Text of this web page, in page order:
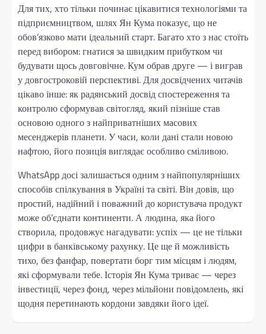
Для тих, хто тільки починає цікавитися технологіями та
підприємництвом, шлях Ян Кума показує, що не
обов’язково мати ідеальний старт. Багато хто з нас стоїть
перед вибором: гнатися за швидким прибутком чи
будувати щось довговічне. Кум обрав друге — і виграв
у довгостроковій перспективі. Для досвідчених читачів
цікаво інше: як радянський досвід спостереження та
контролю сформував світогляд, який пізніше став
основою одного з найприватніших масових
месенджерів планети. У часи, коли дані стали новою
нафтою, його позиція виглядає особливо сміливою.
WhatsApp досі залишається одним з найпопулярніших
способів спілкування в Україні та світі. Він довів, що
простий, надійний і поважний до користувача продукт
може об’єднати континенти. А людина, яка його
створила, продовжує нагадувати: успіх — це не тільки
цифри в банківському рахунку. Це ще й можливість
тихо, без фанфар, повертати борг тим місцям і людям,
які сформували тебе. Історія Ян Кума триває — через
інвестиції, через фонд, через мільйони повідомлень, які
щодня перетинають кордони завдяки його ідеї.